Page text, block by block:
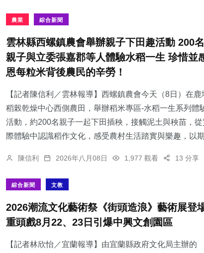
農業 綜合新聞
雲林縣西螺鎮農會舉辦親子下田趣活動 200名
親子與立委張嘉郡等人體驗水稻一生 珍惜並
恩每粒米背後農民的辛勞！
【記者陳信利／雲林報導】西螺鎮農會今天（8日）在鹿
稻榖乾燥中心西側農田，舉辦稻米專區-水稻一生系列體
活動，約200名親子一起下田插秧，接觸泥土與秧苗，從
際體驗中認識稻作文化，感受農村生活踏實與樂趣，以
陳信利 2026年八月08日 1,977 觀看 13 分享
綜合新聞 文教
2026潮流文化藝術祭《街頭造浪》藝術展登
重頭戲8月22、23日引爆中興文創園區
【記者林欣怡／宜蘭報導】由宜蘭縣政府文化局主辦的